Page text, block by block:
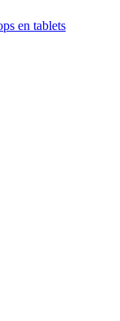
en tablets